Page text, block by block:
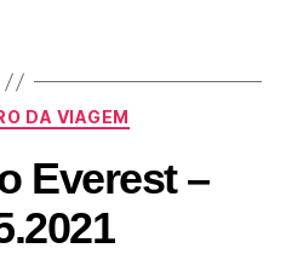
DA VIAGEM
Everest –